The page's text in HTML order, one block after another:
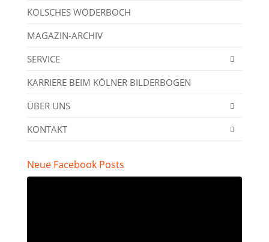
KÖLSCHES WÖDERBOCH
MAGAZIN-ARCHIV
SERVICE
KARRIERE BEIM KÖLNER BILDERBOGEN
ÜBER UNS
KONTAKT
Neue Facebook Posts